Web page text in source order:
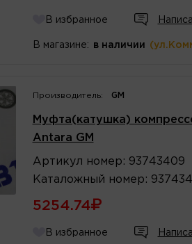
В избранное
В магазине: в наличии
Производитель: GM
Муфта(катушка)
Antara GM
Артикул номер : 93743409
Каталожный номер :
5254.74
В избранное